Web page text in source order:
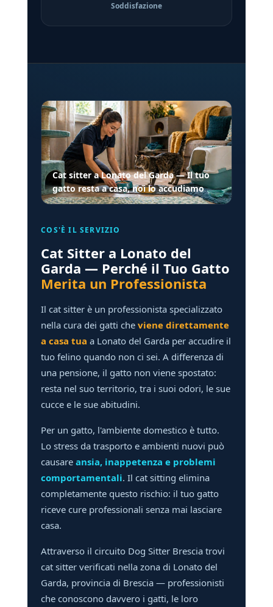
Soddisfazione
Cat sitter a Lonato del Garda — Il tuo
gatto resta a casa, noi lo accudiamo
COS'È IL SERVIZIO
Cat Sitter a Lonato del
Garda — Perché il Tuo Gatto
Merita un Professionista
Il cat sitter è un professionista specializzato
nella cura dei gatti cheviene direttamente
a casa tua a Lonato del Garda per accudire il
tuo felino quando non ci sei. A differenza di
una pensione, il gatto non viene spostato:
resta nel suo territorio, tra i suoi odori, le sue
cucce e le sue abitudini.
Per un gatto, l'ambiente domestico è tutto.
Lo stress da trasporto e ambienti nuovi può
causareansia, inappetenza e problemi
comportamentali. Il cat sitting elimina
completamente questo rischio: il tuo gatto
riceve cure professionali senza mai lasciare
casa.
Attraverso il circuito Dog Sitter Brescia trovi
cat sitter verificati nella zona di Lonato del
Garda, provincia di Brescia — professionisti
che conoscono davvero i gatti, le loro